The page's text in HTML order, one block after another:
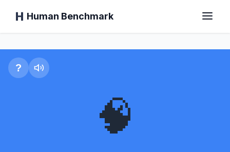
Human Benchmark
Accueil
Temps de réaction
Test de Chimp
?
🧠